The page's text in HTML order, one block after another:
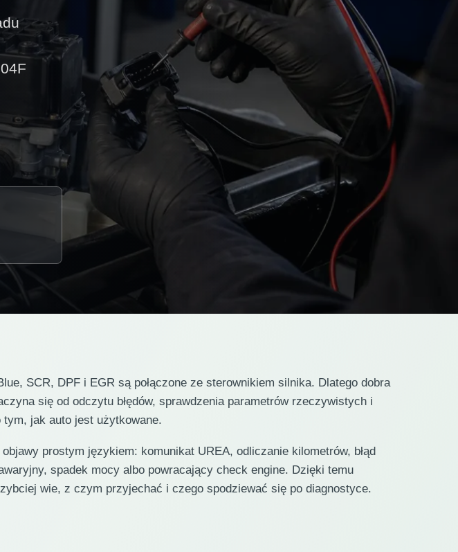
SCR, DPF i EGR są połączone ze sterownikiem silnika. Dlatego dobra
się od odczytu błędów, sprawdzenia parametrów rzeczywistych i
tym, jak auto jest użytkowane.
prostym językiem: komunikat UREA, odliczanie kilometrów, błąd
spadek mocy albo powracający check engine. Dzięki temu
wie, z czym przyjechać i czego spodziewać się po diagnostyce.